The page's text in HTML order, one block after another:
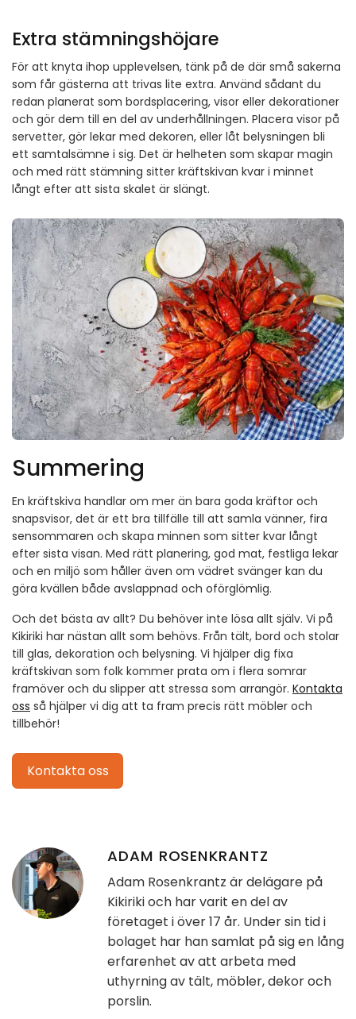
Extra stämningshöjare
För att knyta ihop upplevelsen, tänk på de där små sakerna
som får gästerna att trivas lite extra. Använd sådant du
redan planerat som bordsplacering, visor eller dekorationer
och gör dem till en del av underhållningen. Placera visor på
servetter, gör lekar med dekoren, eller låt belysningen bli
ett samtalsämne i sig. Det är helheten som skapar magin
och med rätt stämning sitter kräftskivan kvar i minnet
långt efter att sista skalet är slängt.
Summering
En kräftskiva handlar om mer än bara goda kräftor och
snapsvisor, det är ett bra tillfälle till att samla vänner, fira
sensommaren och skapa minnen som sitter kvar långt
efter sista visan. Med rätt planering, god mat, festliga lekar
och en miljö som håller även om vädret svänger kan du
göra kvällen både avslappnad och oförglömlig.
Och det bästa av allt? Du behöver inte lösa allt själv. Vi på
Kikiriki har nästan allt som behövs. Från tält, bord och stolar
till glas, dekoration och belysning. Vi hjälper dig fixa
kräftskivan som folk kommer prata om i flera somrar
framöver och du slipper att stressa som arrangör. Kontakta
oss så hjälper vi dig att ta fram precis rätt möbler och
tillbehör!
Kontakta oss
ADAM ROSENKRANTZ
Adam Rosenkrantz är delägare på
Kikiriki och har varit en del av
företaget i över 17 år. Under sin tid i
bolaget har han samlat på sig en lång
erfarenhet av att arbeta med
uthyrning av tält, möbler, dekor och
porslin.